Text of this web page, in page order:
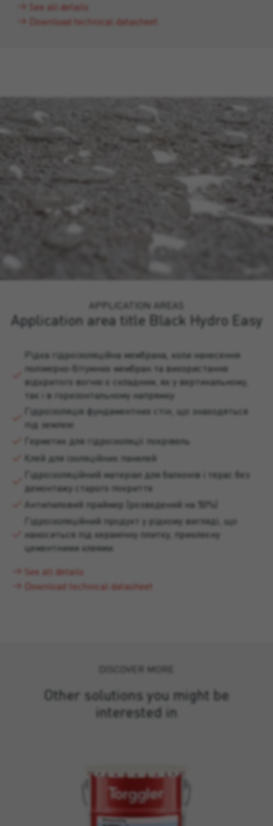
See all details
Download technical datasheet
APPLICATION AREAS
Application area title Black Hydro Easy
Рідка гідроізоляційна мембрана, коли нанесення
полімерно-бітумних мембран та використання
відкритого вогню є складним, як у вертикальному,
так і в горизонтальному напрямку
Гідроізоляція фундаментних стін, що знаходяться
під землею
Герметик для гідроізоляції покрівель
Клей для ізоляційних панелей
Гідроізоляційний матеріал для балконів і терас без
демонтажу старого покриття
Антипиловий праймер (розведений на 50%)
Гідроізоляційний продукт у рідкому вигляді, що
наноситься під керамічну плитку, приклеєну
цементними клеями.
See all details
Download technical datasheet
DISCOVER MORE
Other solutions you might be
interested in